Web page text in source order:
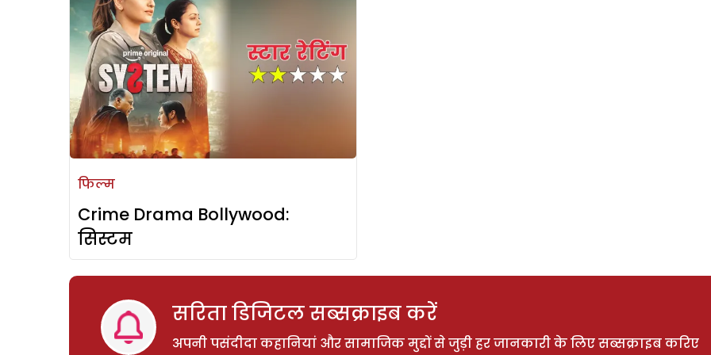
फिल्म
Crime Drama Bollywood:
सिस्टम
सरिता डिजिटल सब्सक्राइब करें
अपनी पसंदीदा कहानियां और सामाजिक मुद्दों से जुड़ी हर जानकारी के लिए सब्सक्राइब करिए